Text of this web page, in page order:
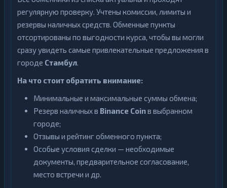
регулярную проверку. Учтены комиссии, лимиты и
резервы наличных средств. Обменные пункты
отсортированы по выгодности курса, чтобы вы могли
сразу увидеть самые привлекательные предложения в
городе Стамбул.
На что стоит обратить внимание:
Минимальные и максимальные суммы обмена;
Резерв наличных в Binance Coinв выбранном
городе;
Отзывы и рейтинг обменного пункта;
Особые условия сделки — необходимые
документы, предварительное согласование,
место встречи и др.